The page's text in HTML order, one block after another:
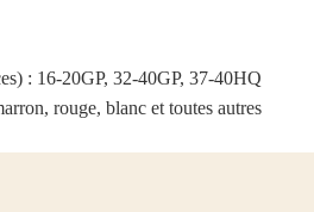
: 16-20GP, 32-40GP, 37-40HQ
rouge, blanc et toutes autres